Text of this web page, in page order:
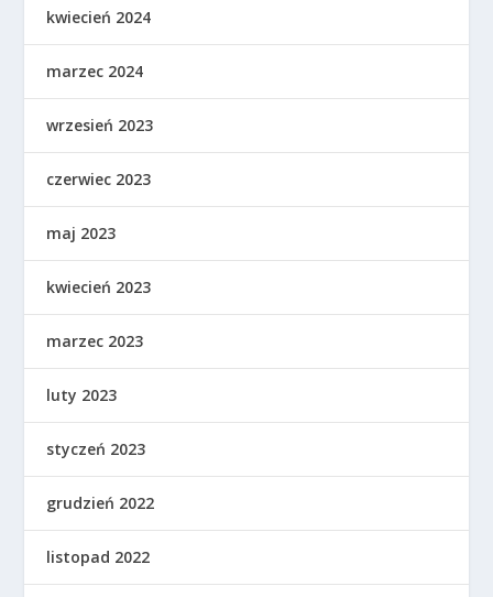
kwiecień 2024
marzec 2024
wrzesień 2023
czerwiec 2023
maj 2023
kwiecień 2023
marzec 2023
luty 2023
styczeń 2023
grudzień 2022
listopad 2022